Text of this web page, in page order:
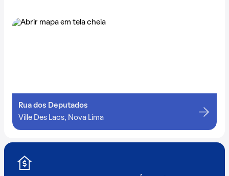
Rua dos Deputados
Ville Des Lacs, Nova Lima